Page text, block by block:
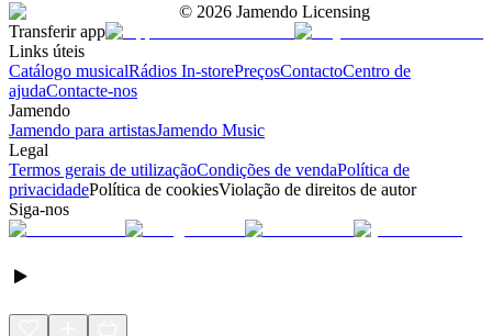
© 2026 Jamendo Licensing
Transferir app
Links úteis
Catálogo musicalRádios In-storePreçosContactoCentro de
ajudaContacte-nos
Jamendo
Jamendo para artistasJamendo Music
Legal
Termos gerais de utilizaçãoCondições de vendaPolítica de
privacidadePolítica de cookiesViolação de direitos de autor
Siga-nos